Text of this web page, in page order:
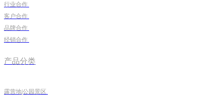
行业合作
客户合作
品牌合作
经销合作
产品分类
露营地|公园景区